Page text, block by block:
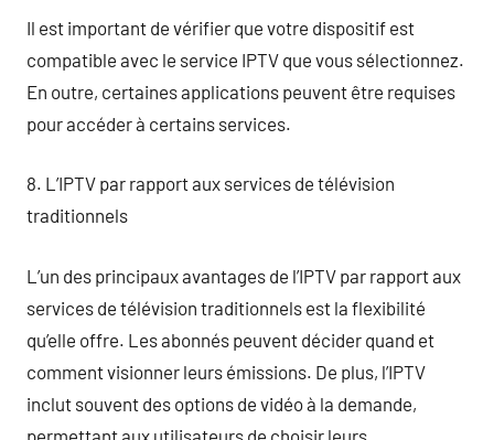
Il est important de vérifier que votre dispositif est
compatible avec le service IPTV que vous sélectionnez.
En outre, certaines applications peuvent être requises
pour accéder à certains services.
8. L’IPTV par rapport aux services de télévision
traditionnels
L’un des principaux avantages de l’IPTV par rapport aux
services de télévision traditionnels est la flexibilité
qu’elle offre. Les abonnés peuvent décider quand et
comment visionner leurs émissions. De plus, l’IPTV
inclut souvent des options de vidéo à la demande,
permettant aux utilisateurs de choisir leurs